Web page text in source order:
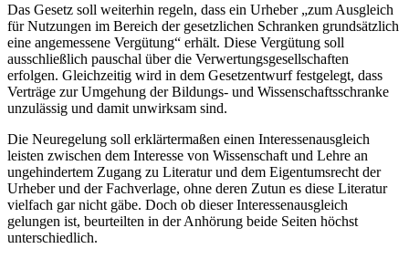
Das Gesetz soll weiterhin regeln, dass ein Urheber „zum Ausgleich
für Nutzungen im Bereich der gesetzlichen Schranken grundsätzlich
eine angemessene Vergütung“ erhält. Diese Vergütung soll
ausschließlich pauschal über die Verwertungsgesellschaften
erfolgen. Gleichzeitig wird in dem Gesetzentwurf festgelegt, dass
Verträge zur Umgehung der Bildungs- und Wissenschaftsschranke
unzulässig und damit unwirksam sind.
Die Neuregelung soll erklärtermaßen einen Interessenausgleich
leisten zwischen dem Interesse von Wissenschaft und Lehre an
ungehindertem Zugang zu Literatur und dem Eigentumsrecht der
Urheber und der Fachverlage, ohne deren Zutun es diese Literatur
vielfach gar nicht gäbe. Doch ob dieser Interessenausgleich
gelungen ist, beurteilten in der Anhörung beide Seiten höchst
unterschiedlich.